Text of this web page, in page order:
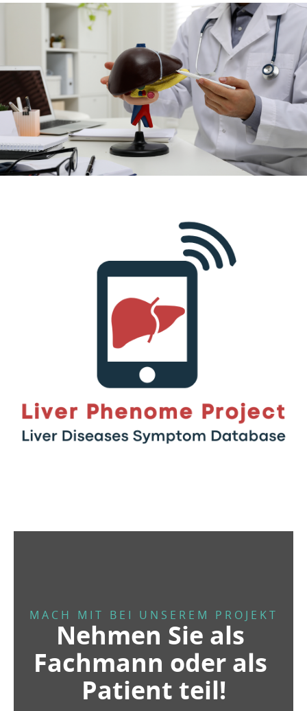
MACH MIT BEI UNSEREM PROJEKT
Nehmen Sie als
Fachmann oder als
Patient teil!